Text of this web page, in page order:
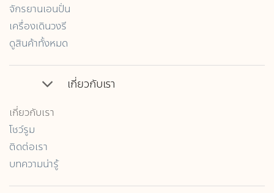
จักรยานเอนปั่น
เครื่องเดินวงรี
ดูสินค้าทั้งหมด
เกี่ยวกับเรา
เกี่ยวกับเรา
โชว์รูม
ติดต่อเรา
บทความน่ารู้